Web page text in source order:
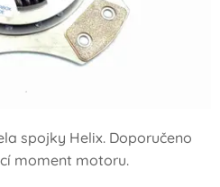
spojky Helix. Doporučeno
moment motoru.